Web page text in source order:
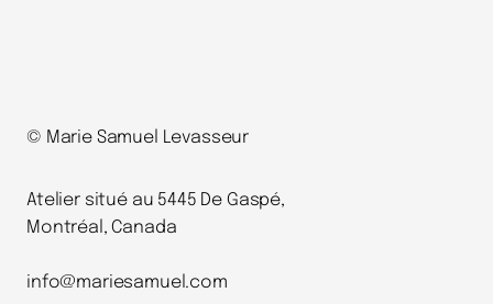
© Marie Samuel Levasseur
Atelier situé au 5445 De Gaspé,
Montréal, Canada
info@mariesamuel.com